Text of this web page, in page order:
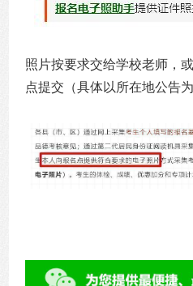
照片按要求交给学校老师，
点提交（具体以所在地公告为